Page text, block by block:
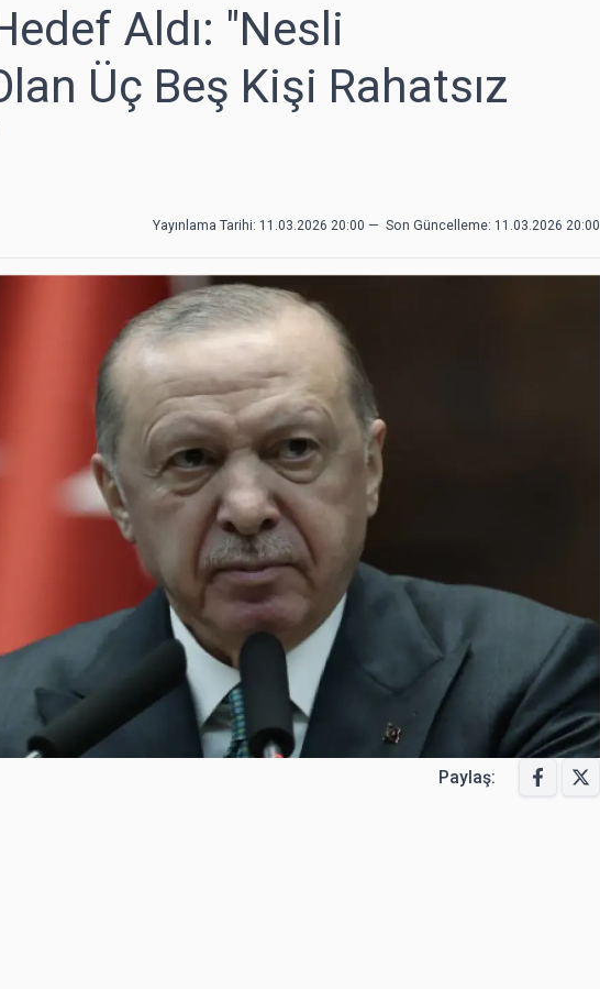
Aldı: "Nesli
Üç Beş Kişi Rahatsız
Yayınlama Tarihi: 11.03.2026 20:00 — Son Güncelleme: 11.03.2026 20:00
Paylaş: